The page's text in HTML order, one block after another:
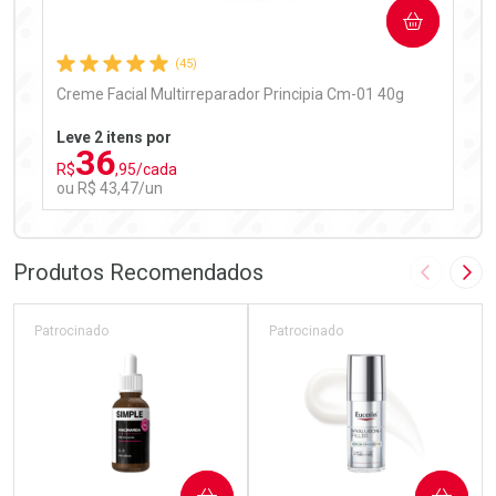
(45)
Creme Facial Multirreparador Principia Cm-01 40g
Leve 2 itens por
R$36,95/cada
ou R$ 43,47/un
COMPRAR
Laboratório
Ativar Desconto
Por Menos
Produtos Recomendados Imagem
Patrocinado Patrocinado